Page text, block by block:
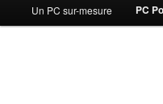
contenu
Un PC sur-mesure PC